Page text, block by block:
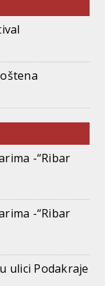
-“Ribar
-“Ribar
ulici Podakraje